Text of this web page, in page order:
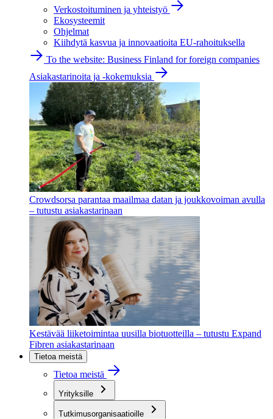
Verkostoituminen ja yhteistyö
Ekosysteemit
Ohjelmat
Kiihdytä kasvua ja innovaatioita EU-rahoituksella
To the website: Business Finland for foreign companies
Asiakastarinoita ja -kokemuksia
Crowdsorsa parantaa maailmaa datan ja joukkovoiman avulla
– tutustu asiakastarinaan
Kestävää liiketoimintaa uusilla biotuotteilla – tutustu Expand
Fibren asiakastarinaan
Tietoa meistä
Tietoa meistä
Yrityksille
Tutkimusorganisaatioille